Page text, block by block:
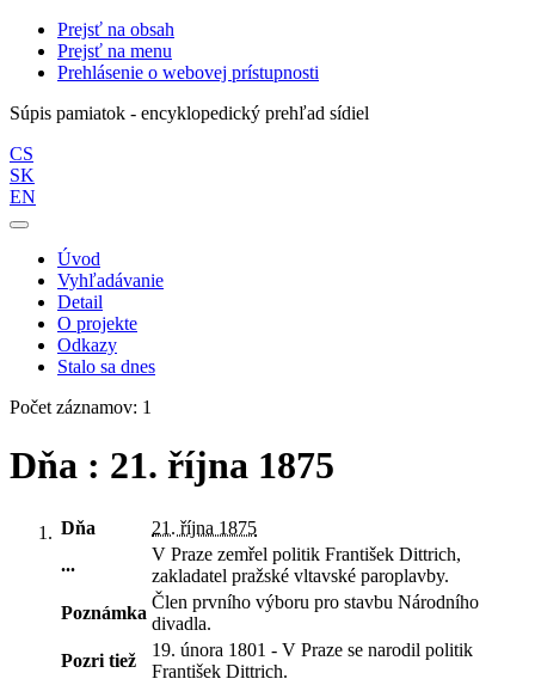
Prejsť na obsah
Prejsť na menu
Prehlásenie o webovej prístupnosti
Súpis pamiatok - encyklopedický prehľad sídiel
CS
SK
EN
Úvod
Vyhľadávanie
Detail
O projekte
Odkazy
Stalo sa dnes
Počet záznamov: 1
Dňa : 21. října 1875
Dňa
21. října 1875
...
V Praze zemřel politik František Dittrich,
zakladatel pražské vltavské paroplavby.
Poznámka
Člen prvního výboru pro stavbu Národního
divadla.
Pozri tiež
19. února 1801 - V Praze se narodil politik
František Dittrich.